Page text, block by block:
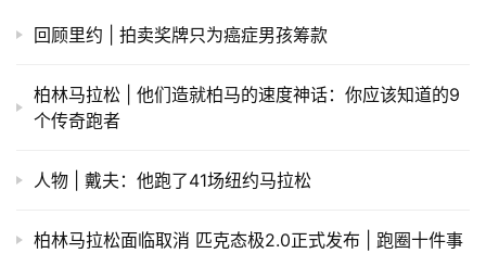
回顾里约 | 拍卖奖牌只为癌症男孩筹款
柏林马拉松 | 他们造就柏马的速度神话：你应该知道的9
个传奇跑者
人物 | 戴夫：他跑了41场纽约马拉松
柏林马拉松面临取消 匹克态极2.0正式发布 | 跑圈十件事